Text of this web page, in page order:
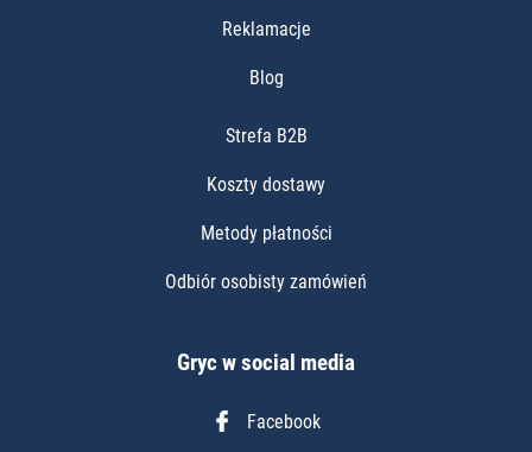
Reklamacje
Blog
Strefa B2B
Koszty dostawy
Metody płatności
Odbiór osobisty zamówień
Gryc w social media
Facebook